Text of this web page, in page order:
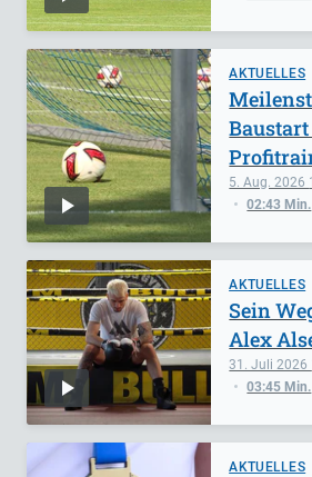
AKTUELLES
5. Aug. 2026
02:43 Min.
AKTUELLES
31. Juli 2026
03:45 Min.
Sein
Alex
AKTUELLES